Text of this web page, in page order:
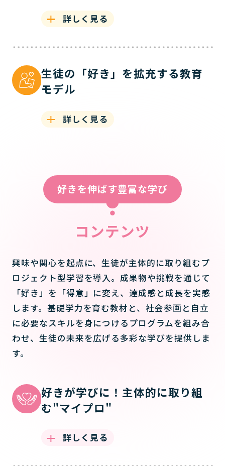
詳しく見る
生徒の「好き」を拡充する教育
モデル
詳しく見る
好きを伸ばす豊富な学び
コンテンツ
興味や関心を起点に、生徒が主体的に取り組むプ
ロジェクト型学習を導入。成果物や挑戦を通じて
「好き」を「得意」に変え、達成感と成長を実感
します。基礎学力を育む教材と、社会参画と自立
に必要なスキルを身につけるプログラムを組み合
わせ、生徒の未来を広げる多彩な学びを提供しま
す。
好きが学びに！主体的に取り組
む"マイプロ"
詳しく見る